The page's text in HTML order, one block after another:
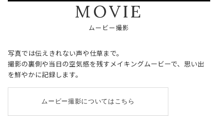
MOVIE
ムー ビー撮影
写真では伝えきれない声や仕草まで。
撮影の裏側や当日の空気感を残すメイキングムービーで、思い出
を鮮やかに記録します。
ムービー撮影についてはこちら